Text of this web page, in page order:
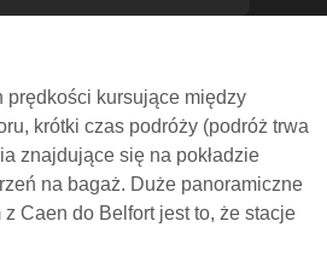
prędkości kursujące między
krótki czas podróży (podróż trwa
znajdujące się na pokładzie
na bagaż. Duże panoramiczne
Caen do Belfort jest to, że stacje